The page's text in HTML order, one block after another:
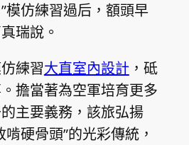
模仿練習過后，額頭早
瑞說。
練習大直室內設計 ，砥
擔當著為空軍培育更多
主要義務，該旅弘揚
硬骨頭”的光彩傳統，